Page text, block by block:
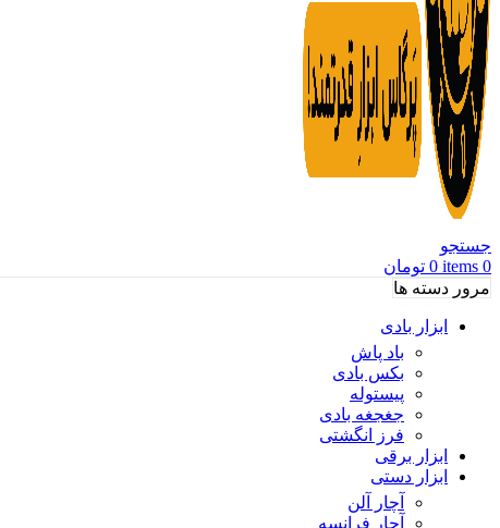
جستجو
0
items
0 تومان
مرور دسته ها
ابزار بادی
باد پاش
بکس بادی
پیستوله
جغجغه بادی
فرز انگشتی
ابزار برقی
ابزار دستی
آچار آلن
آچار فرانسه